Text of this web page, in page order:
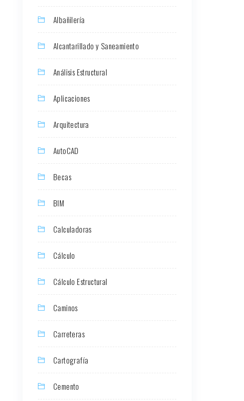
Albañilería
Alcantarillado y Saneamiento
Análisis Estructural
Aplicaciones
Arquitectura
AutoCAD
Becas
BIM
Calculadoras
Cálculo
Cálculo Estructural
Caminos
Carreteras
Cartografía
Cemento